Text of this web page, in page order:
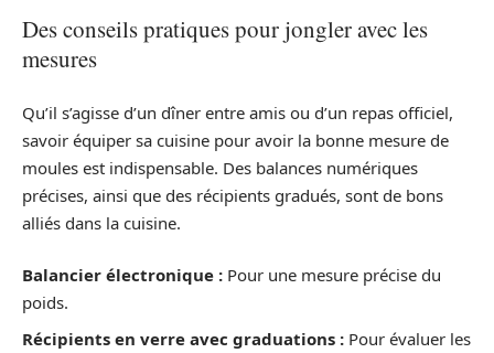
Des conseils pratiques pour jongler avec les
mesures
Qu’il s’agisse d’un dîner entre amis ou d’un repas officiel,
savoir équiper sa cuisine pour avoir la bonne mesure de
moules est indispensable. Des balances numériques
précises, ainsi que des récipients gradués, sont de bons
alliés dans la cuisine.
Balancier électronique : Pour une mesure précise du
poids.
Récipients en verre avec graduations : Pour évaluer les